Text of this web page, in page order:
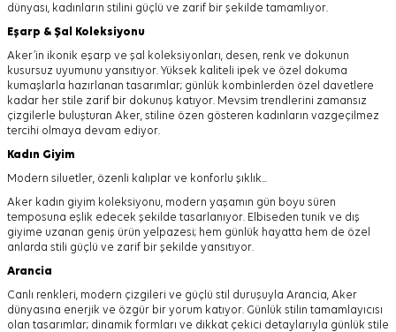
dünyası, kadınların stilini güçlü ve zarif bir şekilde tamamlıyor.
Eşarp & Şal Koleksiyonu
Aker’in ikonik eşarp ve şal koleksiyonları, desen, renk ve dokunun
kusursuz uyumunu yansıtıyor. Yüksek kaliteli ipek ve özel dokuma
kumaşlarla hazırlanan tasarımlar; günlük kombinlerden özel davetlere
kadar her stile zarif bir dokunuş katıyor. Mevsim trendlerini zamansız
çizgilerle buluşturan Aker, stiline özen gösteren kadınların vazgeçilmez
tercihi olmaya devam ediyor.
Kadın Giyim
Modern siluetler, özenli kalıplar ve konforlu şıklık...
Aker kadın giyim koleksiyonu, modern yaşamın gün boyu süren
temposuna eşlik edecek şekilde tasarlanıyor. Elbiseden tunik ve dış
giyime uzanan geniş ürün yelpazesi; hem günlük hayatta hem de özel
anlarda stili güçlü ve zarif bir şekilde yansıtıyor.
Arancia
Canlı renkleri, modern çizgileri ve güçlü stil duruşuyla Arancia, Aker
dünyasına enerjik ve özgür bir yorum katıyor. Günlük stilin tamamlayıcısı
olan tasarımlar; dinamik formları ve dikkat çekici detaylarıyla günlük stile